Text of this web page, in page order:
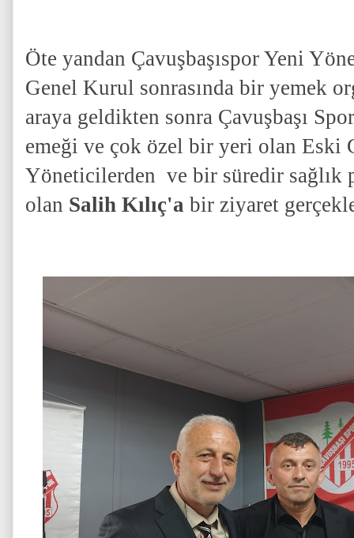
Öte yandan Çavuşbaşıspor Yeni
Genel Kurul sonrasında bir yemek
araya geldikten sonra Çavuşbaşı
emeği ve çok özel bir yeri olan Eski
Yöneticilerden ve bir süredir sağlık
olan Salih Kılıç'a bir ziyaret